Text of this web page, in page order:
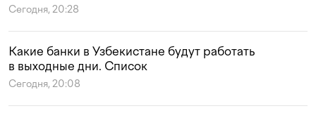
Сегодня, 20:28
Какие банки в Узбекистане будут работать
в выходные дни. Список
Сегодня, 20:08